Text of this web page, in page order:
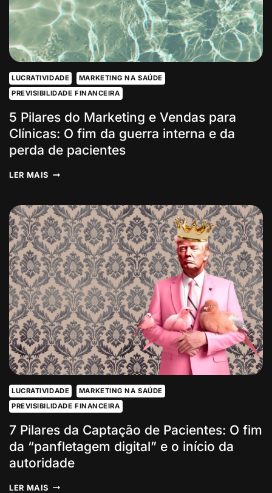
LUCRATIVIDADE
MARKETING NA SAÚDE
PREVISIBILIDADE FINANCEIRA
5 Pilares do Marketing e Vendas para
Clínicas: O fim da guerra interna e da
perda de pacientes
LER MAIS 5
MARKETING
E
VENDAS
PARA
CLÍNICAS:
O
FIM
DA
GUERRA
INTERNA
E
DA
PERDA
DE
PACIENTES
LUCRATIVIDADE
MARKETING NA SAÚDE
PREVISIBILIDADE FINANCEIRA
7 Pilares da Captação de Pacientes: O fim
da “panfletagem digital” e o início da
autoridade
LER MAIS